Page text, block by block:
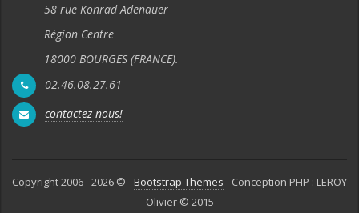
58 rue Konrad Adenauer
Région Centre
18000 BOURGES (FRANCE).
02.46.08.27.61
contactez-nous!
Copyright 2006 - 2026 © -Bootstrap Themes - Conception PHP : LEROY
Olivier © 2015